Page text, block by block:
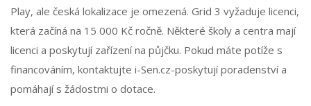
Play, ale česká lokalizace je omezená. Grid 3 vyžaduje licenci,
která začíná na 15 000 Kč ročně. Některé školy a centra mají
licenci a poskytují zařízení na půjčku. Pokud máte potíže s
financováním, kontaktujte i-Sen.cz-poskytují poradenství a
pomáhají s žádostmi o dotace.